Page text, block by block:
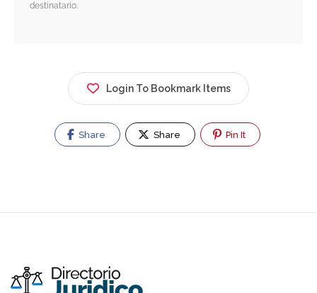
destinatario.
Login To Bookmark Items
Share Share Pin It